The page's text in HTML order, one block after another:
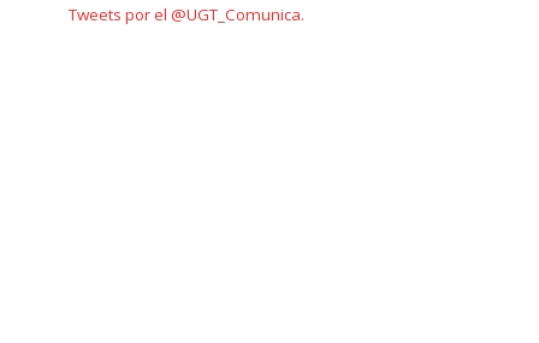
Tweets por el @UGT_Comunica.